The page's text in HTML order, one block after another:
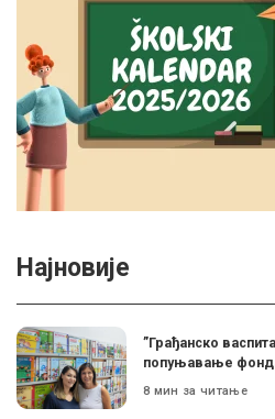
Најновије
”Грађанско
попуњавање
8 мин за читање